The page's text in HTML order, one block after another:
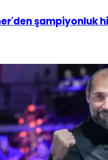
şampiyonluk